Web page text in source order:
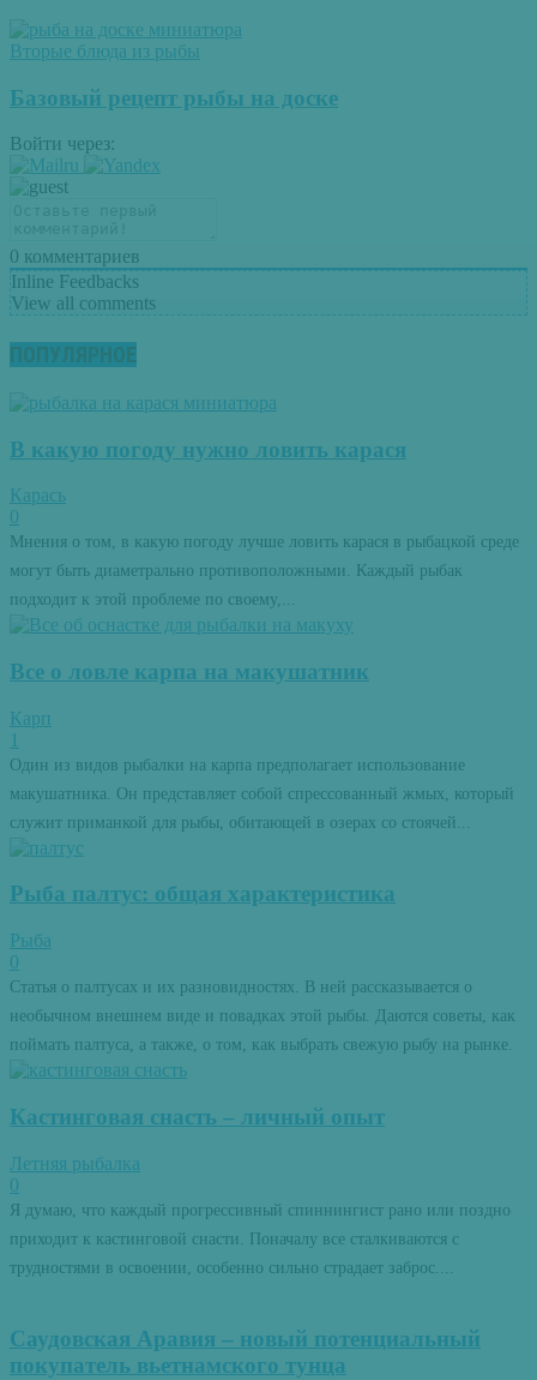
Вторые блюда из рыбы
Базовый рецепт рыбы на доске
Войти через:
0 комментариев
Inline Feedbacks
View all comments
ПОПУЛЯРНОЕ
В какую погоду нужно ловить карася
Карась
0
Мнения о том, в какую погоду лучше ловить карася в рыбацкой среде
могут быть диаметрально противоположными. Каждый рыбак
подходит к этой проблеме по своему,...
Все о ловле карпа на макушатник
Карп
1
Один из видов рыбалки на карпа предполагает использование
макушатника. Он представляет собой спрессованный жмых, который
служит приманкой для рыбы, обитающей в озерах со стоячей...
Рыба палтус: общая характеристика
Рыба
0
Статья о палтусах и их разновидностях. В ней рассказывается о
необычном внешнем виде и повадках этой рыбы. Даются советы, как
поймать палтуса, а также, о том, как выбрать свежую рыбу на рынке.
Кастинговая снасть – личный опыт
Летняя рыбалка
0
Я думаю, что каждый прогрессивный спиннингист рано или поздно
приходит к кастинговой снасти. Поначалу все сталкиваются с
трудностями в освоении, особенно сильно страдает заброс....
Саудовская Аравия – новый потенциальный
покупатель вьетнамского тунца